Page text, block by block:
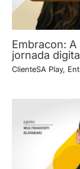
Embracon:
jornada
ClienteSA Play,